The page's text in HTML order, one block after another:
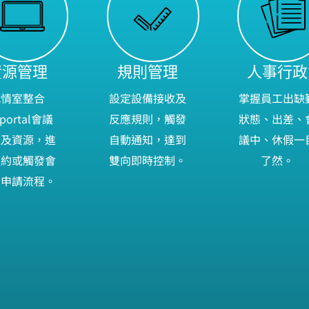
管理
室整合
會議
資源，進
或觸發會
請流程。
規則管理
設定設備接收及
反應規則，觸發
自動通知，達到
雙向即時控制。
人事行政
掌握員工出缺
狀態、出差、
議中、休假一
了然。